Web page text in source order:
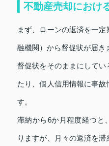
不動産売却におけ
まず、ローンの返済を一
融機関）から督促状が届き
督促状をそのままにして
たり、個人信用情報に事
す。
滞納から6か月程度経つと
りますが、月々の返済を